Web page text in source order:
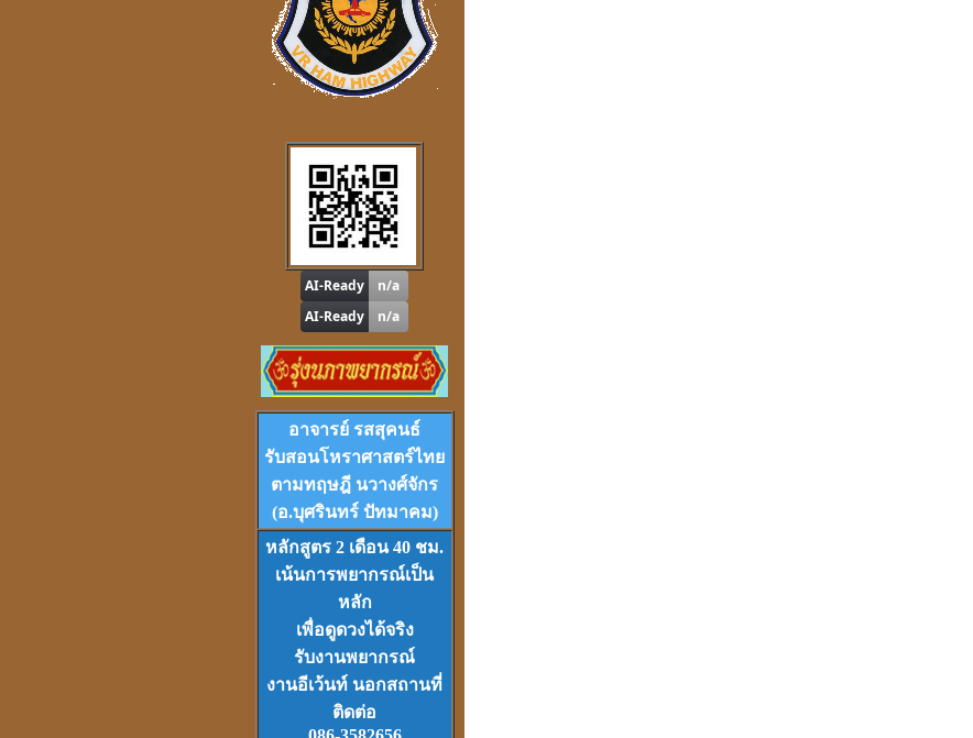
โปรแกรมดวงจีน
"รู้หนึ่ง-รู้หมด"
ดูดวง,หาฤกษ์ด้วยตนเอง
โปรแกรมTian-Tek Pro
Version 1
ราคา 1,000บาท
VCD และ DVDเรียนดวงจีน
ชุดที่
1-2-3
ตลับเมตรไฮเทค (ดีที่สุดใน
โลก)วัดได้ยาวไกลที่สุด
อาจารย์ รสสุคนธ์
รับสอนโหราศาสตร์ไทย
ตามทฤษฎี นวางศ์จักร
(อ.บุศรินทร์ ปัทมาคม)
หลักสูตร 2 เดือน 40 ชม.
เน้นการพยากรณ์เป็น
หลัก
เพื่อดูดวงได้จริง
รับงานพยากรณ์
งานอีเว้นท์ นอกสถานที่
ติดต่อ